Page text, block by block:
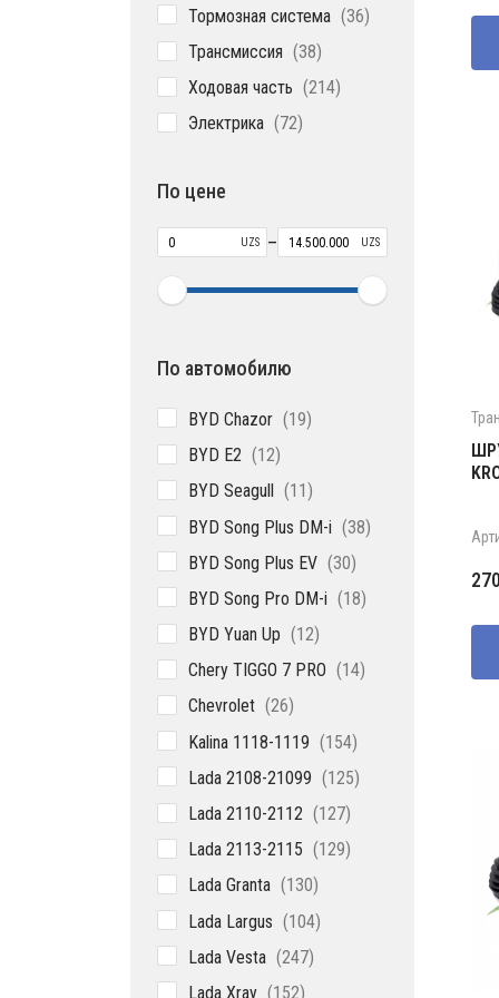
Тормозная система 3636
Трансмиссия 3838
Ходовая часть 214214
Электрика 7272
По цене
UZS – UZS
По автомобилю
BYD Chazor 1919
BYD E2 1212
BYD Seagull 11 11
BYD Song Plus DM-i 3838
BYD Song Plus EV 3030
BYD Song Pro DM-i 1818
BYD Yuan Up 1212
Chery TIGGO 7 PRO 1414
Chevrolet 2626
Kalina 1118-1119 154154
Lada 2108-21099 125125
Lada 2110-2112 127127
Lada 2113-2115 129129
Lada Granta 130130
Lada Largus 104104
Lada Vesta 247247
Lada Xray 152152